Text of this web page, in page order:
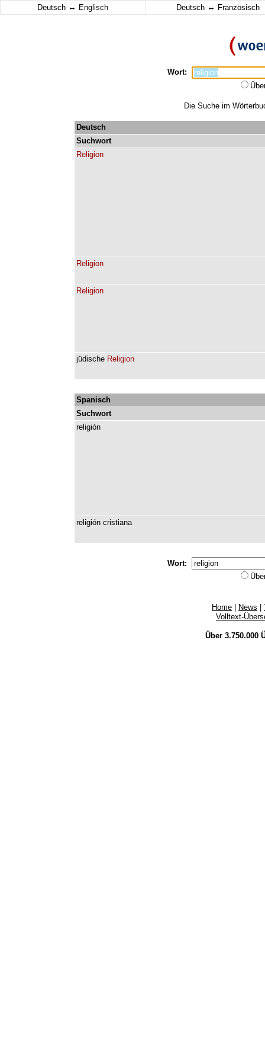
Deutsch ↔ Englisch Deutsch ↔ Französisch
Wort:
Die Suche im
Deutsch
Suchwort
Religion
Religion
Religion
jüdische Religion
Spanisch
Suchwort
religión
religión cristiana
Wort:
Home News
Volltext-
Über 3.750.000